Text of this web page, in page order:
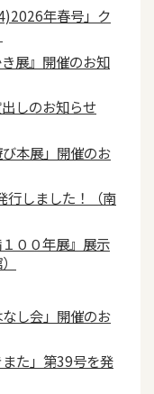
年春号」ク
展』開催のお知
しのお知らせ
本展」開催のお
行しました！（南
００年展』展示
し会」開催のお
た」第39号を発